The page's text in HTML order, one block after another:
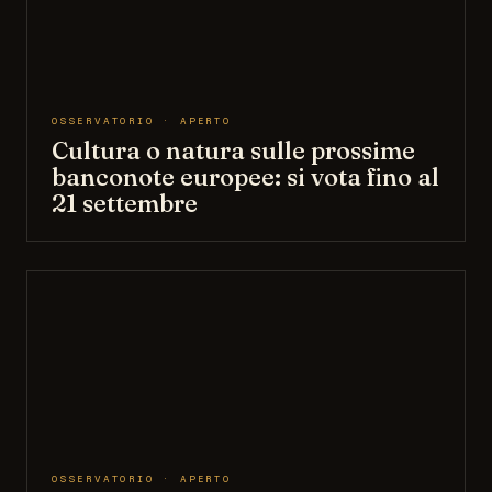
OSSERVATORIO · APERTO
Cultura o natura sulle prossime
banconote europee: si vota fino al
21 settembre
OSSERVATORIO · APERTO